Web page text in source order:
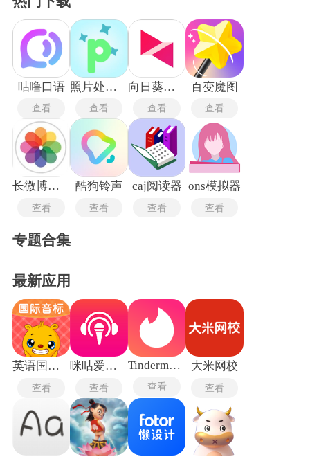
咕噜口语
查看
照片处理器
查看
向日葵远程控制
查看
百变魔图
查看
长微博生成器
查看
酷狗铃声
查看
caj阅读器
查看
ons模拟器
查看
专题合集
最新应用
英语国际音标
查看
咪咕爱唱手机版
查看
Tindermatch
查看
大米网校
查看